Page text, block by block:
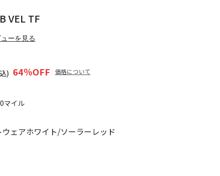
マイル
VEL TF
ーを見る
) 64％OFF 価格について
ェアホワイト/ソーラーレッド